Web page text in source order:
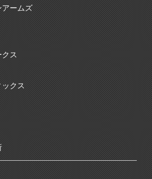
アームズ
クス
クス